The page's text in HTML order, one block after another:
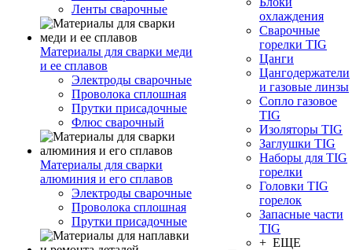
Ленты сварочные
Материалы для сварки меди
и ее сплавов
Электроды сварочные
Проволока сплошная
Прутки присадочные
Флюс сварочный
Материалы для сварки
алюминия и его сплавов
Электроды сварочные
Проволока сплошная
Прутки присадочные
охлаждения
Сварочные
горелки TIG
Цанги
Цангодержатели
и газовые линзы
Сопло газовое
TIG
Изоляторы TIG
Заглушки TIG
Наборы для TIG
горелки
Головки TIG
горелок
Запасные части
TIG
+ ЕЩЕ